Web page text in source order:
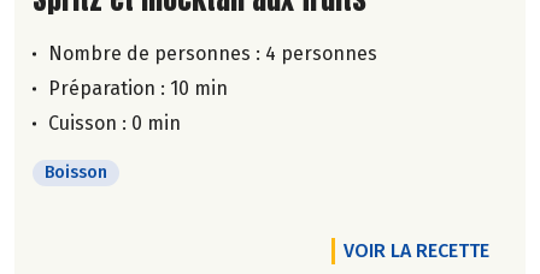
Nombre de personnes : 4 personnes
Préparation : 10 min
Cuisson : 0 min
Boisson
VOIR LA RECETTE